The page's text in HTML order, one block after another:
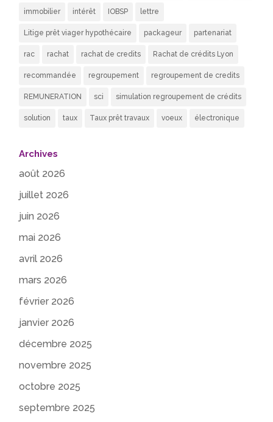
immobilier intérêt IOBSP lettre
Litige prêt viager hypothécaire packageur partenariat
rac rachat rachat de credits Rachat de crédits Lyon
recommandée regroupement regroupement de credits
REMUNERATION sci simulation regroupement de crédits
solution taux Taux prêt travaux voeux électronique
Archives
août 2026
juillet 2026
juin 2026
mai 2026
avril 2026
mars 2026
février 2026
janvier 2026
décembre 2025
novembre 2025
octobre 2025
septembre 2025